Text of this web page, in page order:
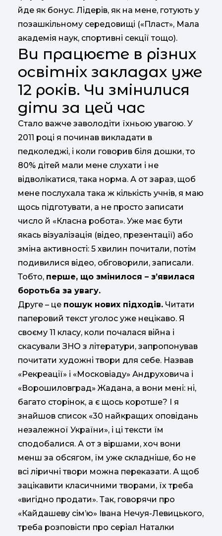
йде як бонус. Лідерів, як на мене, готують у
позашкільному середовищі («Пласт», Мала
академія наук, спортивні секції тощо).
Ви працюєте в різних
освітніх закладах уже
12 років. Чи змінилися
діти за цей час
Стало важче заволодіти їхньою увагою. У
2011 році я починав викладати в
педколеджі, і коли говорив біля дошки, то
80% дітей мали мене слухати і не
відволікатися, така норма. А от зараз, щоб
мене послухала така ж кількість учнів, я маю
щось підготувати, а не просто записати
число й «Класна робота». Уже має бути
якась візуалізація (відео, презентації) або
зміна активності: 5 хвилин почитали, потім
подивилися відео, обговорили, записали.
Тобто, перше, що змінилося – з’явилася
боротьба за увагу.
Друге – це пошук нових підходів. Читати
паперовий текст уголос уже нецікаво. Я
своєму 11 класу, коли почалася війна і
скасували ЗНО з літератури, запропонував
почитати художні твори для себе. Назвав
«Рекреації» і «Московіаду» Андруховича і
«Ворошиловград» Жадана, а вони мені: ні,
багато сторінок, а є щось коротше? І я
знайшов список «30 найкращих оповідань
незалежної України», і ці тексти їм
сподобалися. А от з віршами, хоч вони
менш за обсягом, їм уже складніше, бо не
всі ліричні твори можна переказати. А щоб
зацікавити класичними творами, їх треба
«вигідно продати». Так, говорячи про
«Кайдашеву сім’ю» Івана Нечуя-Левицького,
треба розповісти про серіал Наталки